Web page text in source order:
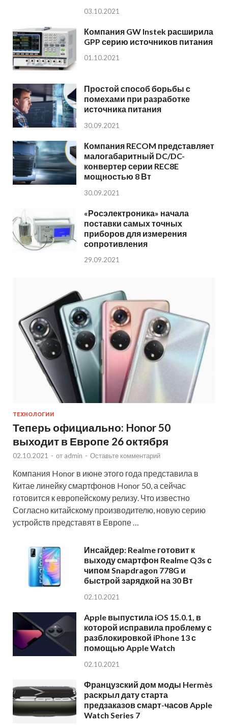
03.10.2021
Компания GW Instek расширила
GPP серию источников питания
01.10.2021
Простой способ борьбы с
помехами при разработке
источника питания
30.09.2021
Компания RECOM представляет
малогабаритный DC/DC-
конвертер серии REC8E
мощностью 8 Вт
30.09.2021
«Росэлектроника» начала
поставки самых точных
приборов для измерения
сопротивления
29.09.2021
ТЕХНОЛОГИИ
Теперь официально: Honor 50
выходит в Европе 26 октября
02.10.2021 - от admin - Оставьте комментарий
Компания Honor в июне этого года представила в
Китае линейку смартфонов Honor 50, а сейчас
готовится к европейскому релизу. Что известно
Согласно китайскому производителю, новую серию
устройств представят в Европе …
Инсайдер: Realme готовит к
выходу смартфон Realme Q3s с
чипом Snapdragon 778G и
быстрой зарядкой на 30 Вт
02.10.2021
Apple выпустила iOS 15.0.1, в
которой исправила проблему с
разблокировкой iPhone 13 с
помощью Apple Watch
02.10.2021
Французский дом моды Hermès
раскрыл дату старта
предзаказов смарт-часов Apple
Watch Series 7